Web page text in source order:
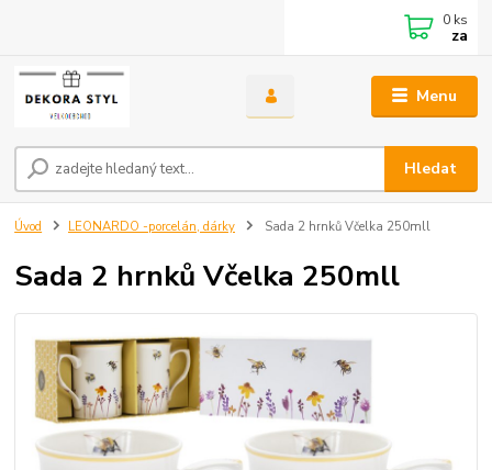
Menu
Hledat
0 ks
za
Úvod LEONARDO -porcelán, dárky Sada 2 hrnků Včelka 250mll
Sada 2 hrnků Včelka 250mll